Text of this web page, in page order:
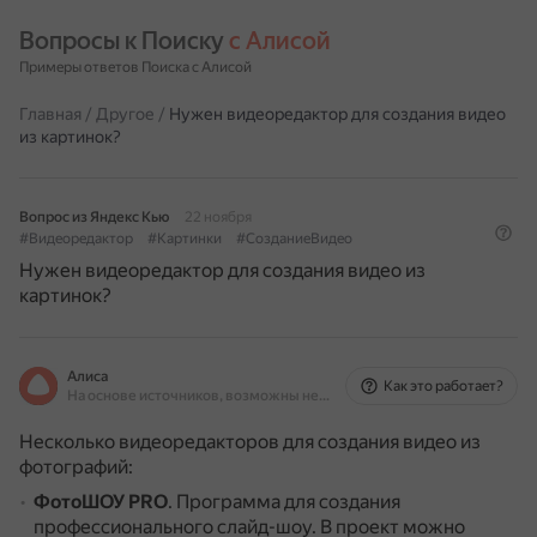
Вопросы к Поиску с Алисой
Примеры ответов Поиска с Алисой
Главная / Другое / Нужен видеоредактор для создания видео
из картинок?
Вопрос из Яндекс Кью
22 ноября
#Видеоредактор
#Картинки #СозданиеВидео
Нужен видеоредактор для создания видео из
картинок?
Алиса
На основе источников, возможны неточности
Как это работает?
Несколько видеоредакторов для создания видео из
фотографий:
ФотоШОУ PRO. Программа для создания
профессионального слайд-шоу. В проект можно